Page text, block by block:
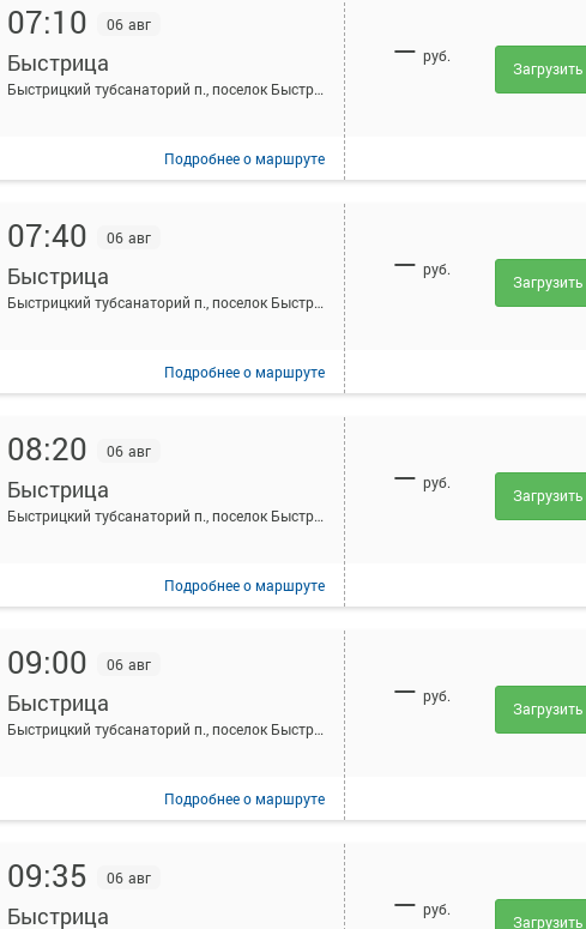
07:10 06 авг
Быстрица
Быстрицкий тубсанаторий п., поселок Быстрицкий тубсанаторий, Россия
Подробнеео маршруте
— руб.
07:40 06 авг
Быстрица
Быстрицкий тубсанаторий п., поселок Быстрицкий тубсанаторий, Россия
Подробнеео маршруте
— руб.
08:20 06 авг
Быстрица
Быстрицкий тубсанаторий п., поселок Быстрицкий тубсанаторий, Россия
Подробнеео маршруте
— руб.
09:00 06 авг
Быстрица
Быстрицкий тубсанаторий п., поселок Быстрицкий тубсанаторий, Россия
Подробнеео маршруте
— руб.
09:35 06 авг
Быстрица — руб.